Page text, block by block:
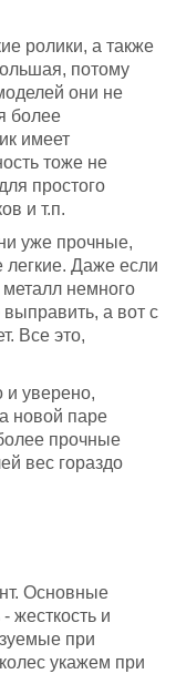
ролики, а также
потому
они не
более
имеет
тоже не
простого
и т.п.
уже прочные,
легкие. Даже если
металл немного
а вот с
Все это,
и уверено,
новой паре
прочные
вес гораздо
Основные
жесткость и
при
укажем при